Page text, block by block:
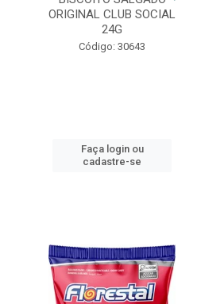
ORIGINAL CLUB SOCIAL
24G
Código: 30643
Faça login ou
cadastre-se